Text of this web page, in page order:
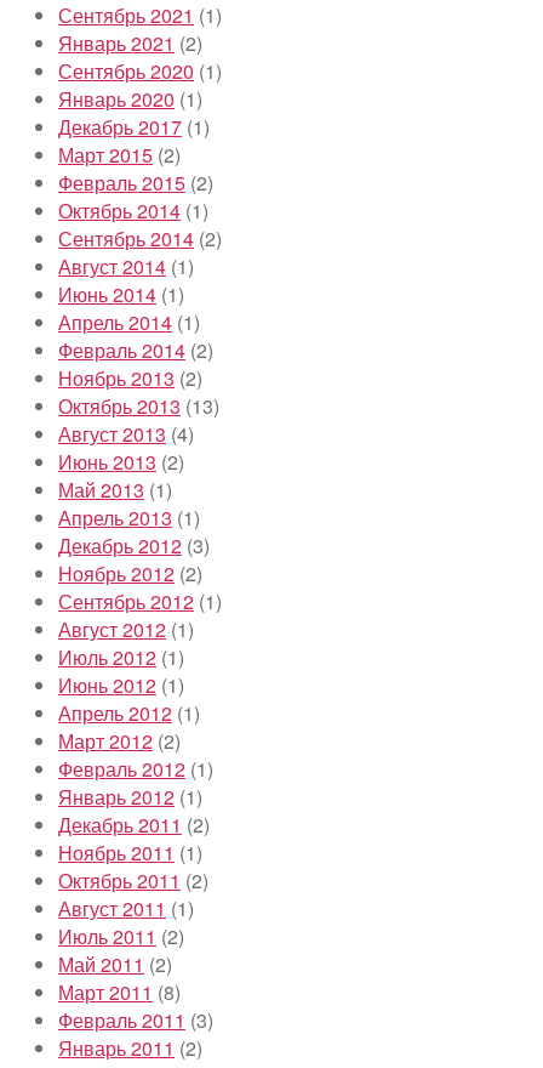
Сентябрь 2021 (1)
Январь 2021 (2)
Сентябрь 2020 (1)
Январь 2020 (1)
Декабрь 2017 (1)
Март 2015 (2)
Февраль 2015 (2)
Октябрь 2014 (1)
Сентябрь 2014 (2)
Август 2014 (1)
Июнь 2014 (1)
Апрель 2014 (1)
Февраль 2014 (2)
Ноябрь 2013 (2)
Октябрь 2013 (13)
Август 2013 (4)
Июнь 2013 (2)
Май 2013 (1)
Апрель 2013 (1)
Декабрь 2012 (3)
Ноябрь 2012 (2)
Сентябрь 2012 (1)
Август 2012 (1)
Июль 2012 (1)
Июнь 2012 (1)
Апрель 2012 (1)
Март 2012 (2)
Февраль 2012 (1)
Январь 2012 (1)
Декабрь 2011 (2)
Ноябрь 2011 (1)
Октябрь 2011 (2)
Август 2011 (1)
Июль 2011 (2)
Май 2011 (2)
Март 2011 (8)
Февраль 2011 (3)
Январь 2011 (2)